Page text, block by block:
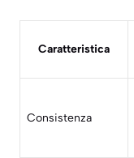
Caratteristica
Consistenza